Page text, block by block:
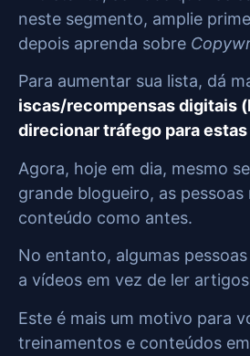
neste segmento, amplie
depois aprenda sobre
Para aumentar sua lista, dá
iscas/recompensas digitais
direcionar tráfego para
Agora, hoje em dia, mesmo
grande blogueiro, as pessoas
conteúdo como antes.
No entanto, algumas
a vídeos em vez de ler
Este é mais um motivo para
treinamentos e conteúdos